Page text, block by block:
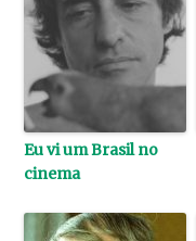
Eu vi um Brasil no
cinema